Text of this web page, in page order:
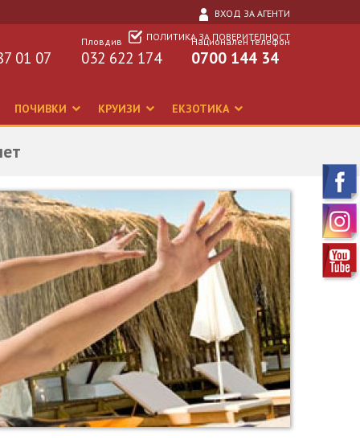
ВХОД ЗА АГЕНТИ
ПОЛИТИКА ЗА ПОВЕРИТЕЛНОСТ
Национален телефон
0700 144 34
Пловдив
032 622 174
01 07
ПОЧИВКИ КРУИЗИ ЕКЗОТИКА